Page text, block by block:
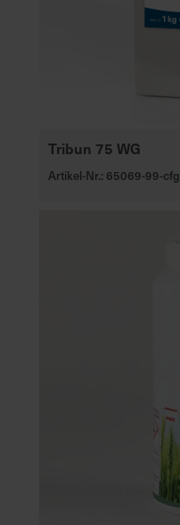
Tribun 75 WG
Artikel-Nr.: 65069-99-cfg